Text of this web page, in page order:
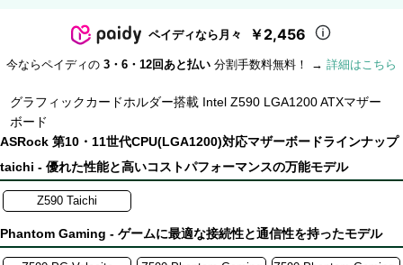
ペイディなら月々 ￥2,456
今ならペイディの 3・6・12回あと払い 分割手数料無料！ → 詳細はこちら
グラフィックカードホルダー搭載 Intel Z590 LGA1200 ATXマザー
ボード
ASRock 第10・11世代CPU(LGA1200)対応マザーボードラインナップ
taichi - 優れた性能と高いコストパフォーマンスの万能モデル
Z590 Taichi
Phantom Gaming - ゲームに最適な接続性と通信性を持ったモデル